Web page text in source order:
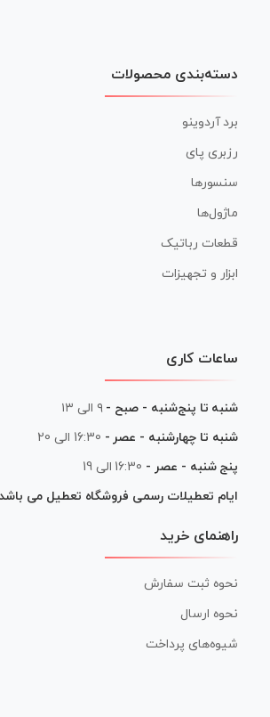
دسته‌بندی محصولات
برد آردوینو
رزبری پای
سنسورها
ماژول‌ها
قطعات رباتیک
ابزار و تجهیزات
ساعات کاری
شنبه تا پنج‌شنبه - صبح - ۹ الی ۱۳
شنبه تا چهارشنبه - عصر - 16:30 الی 20
پنج شنبه - عصر - 16:30 الی 19
ایام تعطیلات رسمی فروشگاه تعطیل می باشد
راهنمای خرید
نحوه ثبت سفارش
نحوه ارسال
شیوه‌های پرداخت